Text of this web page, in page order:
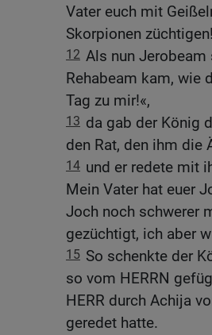
Vater euch mit
Skorpionen
12 Als nun
Rehabeam kam, wie
Tag zu mir!«,
13 da gab der König
den Rat, den ihm die
14 und er redete mit
Mein Vater hat euer
Joch noch schwerer
gezüchtigt, ich aber
15 So schenkte der
so vom HERRN
HERR durch Achija
geredet hatte.